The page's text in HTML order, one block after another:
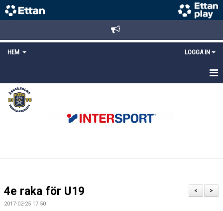
HEM LOGGA IN
STARTSIDA
NYHETER
LÄNKAR
>
<
4e raka för U19
2017-02-25 17:50